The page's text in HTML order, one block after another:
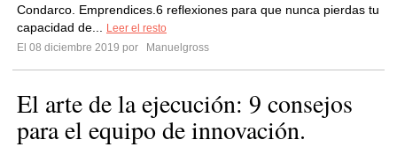
Condarco. Emprendices.6 reflexiones para que nunca pierdas tu
capacidad de...
Leer el resto
El 08 diciembre 2019 por
Manuelgross
El arte de la ejecución: 9 consejos
para el equipo de innovación.